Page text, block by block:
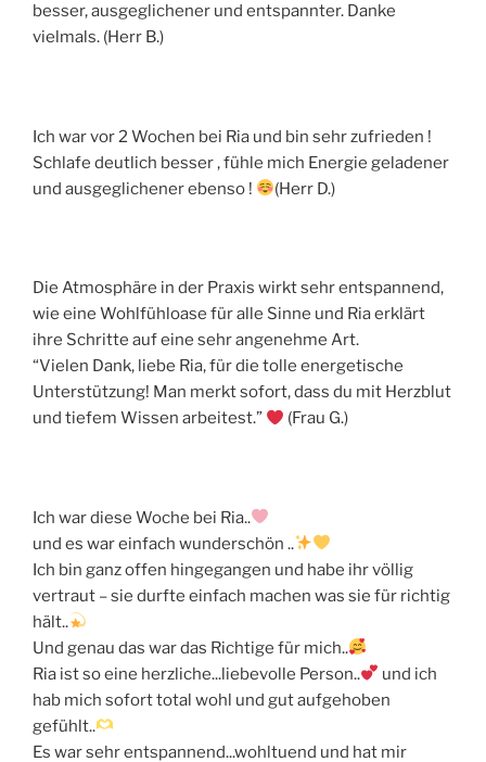
besser, ausgeglichener und entspannter. Danke
vielmals. (Herr B.)
Ich war vor 2 Wochen bei Ria und bin sehr zufrieden !
Schlafe deutlich besser , fühle mich Energie geladener
und ausgeglichener ebenso !
(Herr D.)
Die Atmosphäre in der Praxis wirkt sehr entspannend,
wie eine Wohlfühloase für alle Sinne und Ria erklärt
ihre Schritte auf eine sehr angenehme Art.
“Vielen Dank, liebe Ria, für die tolle energetische
Unterstützung! Man merkt sofort, dass du mit Herzblut
und tiefem Wissen arbeitest.”
(Frau G.)
Ich war diese Woche bei Ria..
und es war einfach wunderschön ..
Ich bin ganz offen hingegangen und habe ihr völlig
vertraut – sie durfte einfach machen was sie für richtig
hält..
Und genau das war das Richtige für mich..
Ria ist so eine herzliche...liebevolle Person..
und ich
hab mich sofort total wohl und gut aufgehoben
gefühlt..
Es war sehr entspannend...wohltuend und hat mir